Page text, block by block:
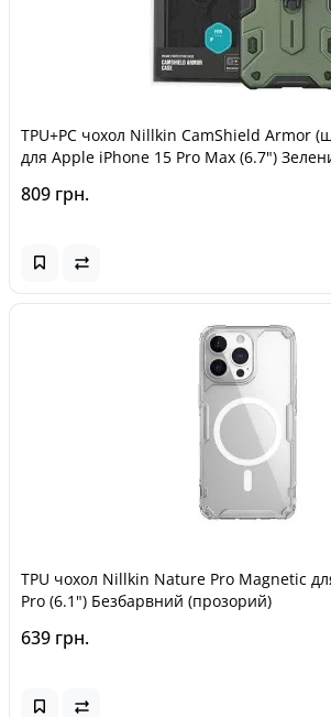
TPU+PC чохол Nillkin CamShield Armor
для Apple iPhone 15 Pro Max (6.7")
809 грн.
TPU чохол Nillkin Nature Pro Magnetic
Pro (6.1") Безбарвний (прозорий)
639 грн.